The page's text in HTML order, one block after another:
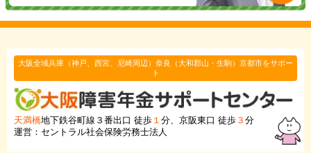
大阪全域兵庫（神戸、西宮、尼崎周辺）奈良（大和郡山・生駒）京都市をサポー
ト
天満橋地下鉄谷町線３番出口 徒歩 １ 分、京阪東口 徒歩 ３ 分
運営：セントラル社会保険労務士法人